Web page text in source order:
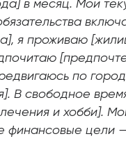
в месяц. Мои
я проживаю
по
В свободное
и хобби].
финансовые цели